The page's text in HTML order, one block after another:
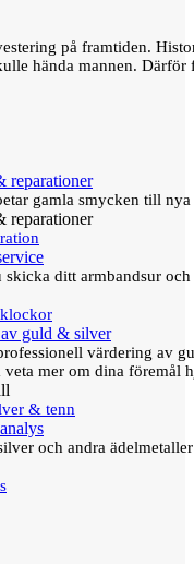
på framtiden.
hända mannen.
reparationer
gamla smycken till
reparationer
skicka ditt armbandsur
guld & silver
värdering av
veta mer om dina föremål
& tenn
och andra